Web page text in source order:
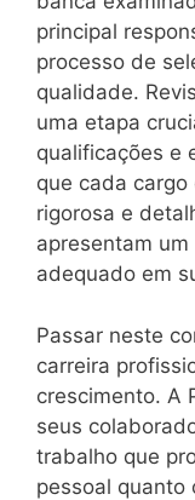
principal
processo de
qualidade.
uma etapa
qualificações e
que cada
rigorosa e
apresentam
adequado em
Passar neste
carreira
crescimento. A
seus
trabalho que
pessoal quanto